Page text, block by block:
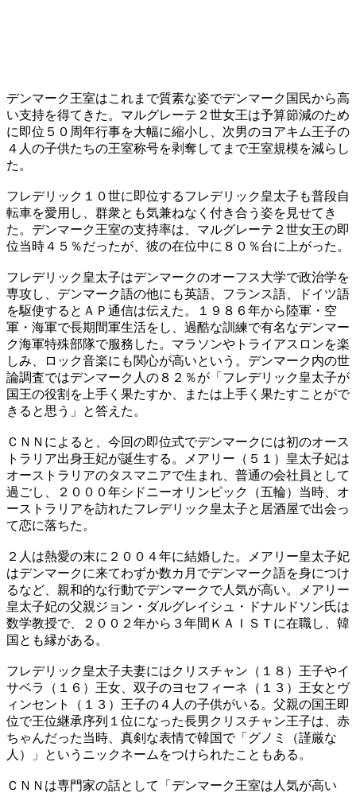
デンマーク王室はこれまで質素な姿でデンマーク国民から高
い支持を得てきた。マルグレーテ２世女王は予算節減のため
に即位５０周年行事を大幅に縮小し、次男のヨアキム王子の
４人の子供たちの王室称号を剥奪してまで王室規模を減らし
た。
フレデリック１０世に即位するフレデリック皇太子も普段自
転車を愛用し、群衆とも気兼ねなく付き合う姿を見せてき
た。デンマーク王室の支持率は、マルグレーテ２世女王の即
位当時４５％だったが、彼の在位中に８０％台に上がった。
フレデリック皇太子はデンマークのオーフス大学で政治学を
専攻し、デンマーク語の他にも英語、フランス語、ドイツ語
を駆使するとＡＰ通信は伝えた。１９８６年から陸軍・空
軍・海軍で長期間軍生活をし、過酷な訓練で有名なデンマー
ク海軍特殊部隊で服務した。マラソンやトライアスロンを楽
しみ、ロック音楽にも関心が高いという。デンマーク内の世
論調査ではデンマーク人の８２％が「フレデリック皇太子が
国王の役割を上手く果たすか、または上手く果たすことがで
きると思う」と答えた。
ＣＮＮによると、今回の即位式でデンマークには初のオース
トラリア出身王妃が誕生する。メアリー（５１）皇太子妃は
オーストラリアのタスマニアで生まれ、普通の会社員として
過ごし、２０００年シドニーオリンピック（五輪）当時、オ
ーストラリアを訪れたフレデリック皇太子と居酒屋で出会っ
て恋に落ちた。
２人は熱愛の末に２００４年に結婚した。メアリー皇太子妃
はデンマークに来てわずか数カ月でデンマーク語を身につけ
るなど、親和的な行動でデンマークで人気が高い。メアリー
皇太子妃の父親ジョン・ダルグレイシュ・ドナルドソン氏は
数学教授で、２００２年から３年間ＫＡＩＳＴに在職し、韓
国とも縁がある。
フレデリック皇太子夫妻にはクリスチャン（１８）王子やイ
サベラ（１６）王女、双子のヨセフィーネ（１３）王女とヴ
ィンセント（１３）王子の４人の子供がいる。父親の国王即
位で王位継承序列１位になった長男クリスチャン王子は、赤
ちゃんだった当時、真剣な表情で韓国で「グノミ（謹厳な
人）」というニックネームをつけられたこともある。
ＣＮＮは専門家の話として「デンマーク王室は人気が高い